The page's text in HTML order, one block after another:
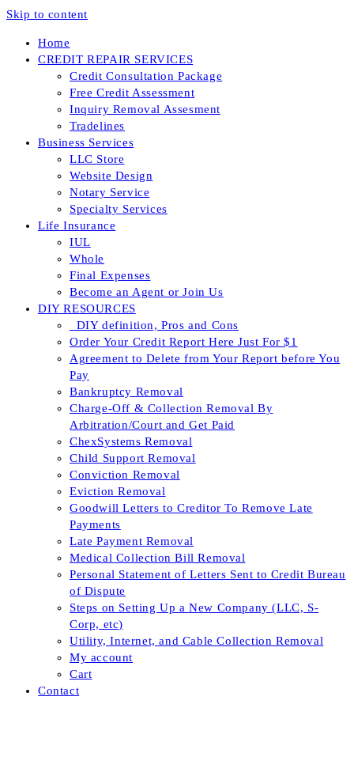
Skip to content
Home
CREDIT REPAIR SERVICES
Credit Consultation Package
Free Credit Assessment
Inquiry Removal Assesment
Tradelines
Business Services
LLC Store
Website Design
Notary Service
Specialty Services
Life Insurance
IUL
Whole
Final Expenses
Become an Agent or Join Us
DIY RESOURCES
_DIY definition, Pros and Cons
Order Your Credit Report Here Just For $1
Agreement to Delete from Your Report before You
Pay
Bankruptcy Removal
Charge-Off & Collection Removal By
Arbitration/Court and Get Paid
ChexSystems Removal
Child Support Removal
Conviction Removal
Eviction Removal
Goodwill Letters to Creditor To Remove Late
Payments
Late Payment Removal
Medical Collection Bill Removal
Personal Statement of Letters Sent to Credit Bureau
of Dispute
Steps on Setting Up a New Company (LLC, S-
Corp, etc)
Utility, Internet, and Cable Collection Removal
My account
Cart
Contact